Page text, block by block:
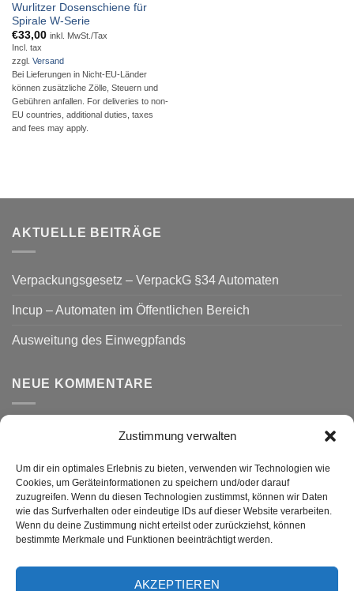
Zustimmung verwalten
Um dir ein optimales Erlebnis zu bieten, verwenden wir Technologien wie
Cookies, um Geräteinformationen zu speichern und/oder darauf
zuzugreifen. Wenn du diesen Technologien zustimmst, können wir Daten
wie das Surfverhalten oder eindeutige IDs auf dieser Website verarbeiten.
Wenn du deine Zustimmung nicht erteilst oder zurückziehst, können
bestimmte Merkmale und Funktionen beeinträchtigt werden.
AKZEPTIEREN
Wurlitzer Dosenschiene für
Spirale W-Serie
€33,00 inkl. MwSt./Tax
Incl. tax
zzgl. Versand
Bei Lieferungen in Nicht-EU-Länder
können zusätzliche Zölle, Steuern und
Gebühren anfallen. For deliveries to non-
EU countries, additional duties, taxes
and fees may apply.
AKTUELLE BEITRÄGE
Verpackungsgesetz – VerpackG §34 Automaten
Incup – Automaten im Öffentlichen Bereich
Ausweitung des Einwegpfands
NEUE KOMMENTARE